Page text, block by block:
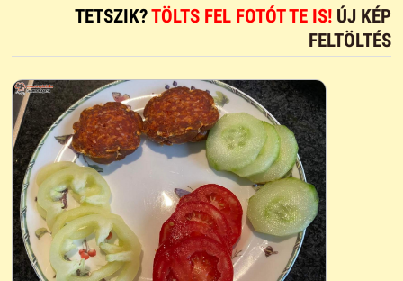
TETSZIK?TÖLTS FEL FOTÓT TE IS! ÚJ KÉP
FELTÖLTÉS